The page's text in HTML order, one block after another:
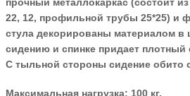
прочный металлокаркас (состоит
22, 12, профильной трубы 25*25) и
стула декорированы материалом в
сидению и спинке придает плотный
С тыльной стороны сидение обито
Максимальная нагрузка: 100 кг.